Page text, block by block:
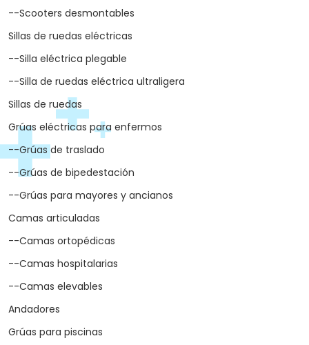
--Scooters desmontables
Sillas de ruedas eléctricas
--Silla eléctrica plegable
--Silla de ruedas eléctrica ultraligera
Sillas de ruedas
Grúas eléctricas para enfermos
--Grúas de traslado
--Grúas de bipedestación
--Grúas para mayores y ancianos
Camas articuladas
--Camas ortopédicas
--Camas hospitalarias
--Camas elevables
Andadores
Grúas para piscinas